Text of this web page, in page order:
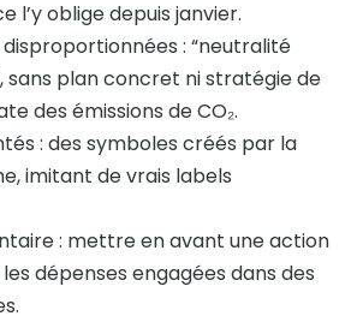
l’y oblige depuis janvier.
: “neutralité
sans plan concret ni stratégie de
des émissions de CO₂.
: des symboles créés par la
imitant de vrais labels
: mettre en avant une action
dépenses engagées dans des